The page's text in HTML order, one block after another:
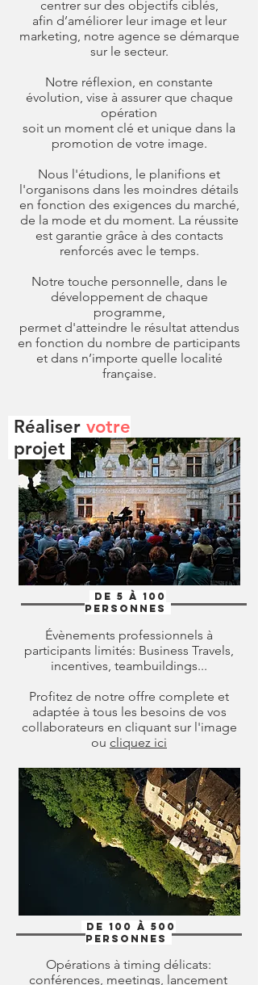
De 100 à 500
personnes
Opérations à timing délicats:
conférences, meetings, lancement
De 5 à 100
personnes
Évènements professionnels à
participants limités: Business Travels,
incentives, teambuildings...
Profitez de notre offre complete et
adaptée à tous les besoins de vos
collaborateurs en cliquant sur l'image
ou cliquez ici
Réaliser votre
projet
centrer sur des objectifs ciblés,
afin d’améliorer leur image et leur
marketing, notre agence se démarque
sur le secteur.
Notre réflexion, en constante
évolution, vise à assurer que chaque
opération
soit un moment clé et unique dans la
promotion de votre image.
Nous l'étudions, le planifions et
l'organisons dans les moindres détails
en fonction des exigences du marché,
de la mode et du moment. La réussite
est garantie grâce à des contacts
renforcés avec le temps.
Notre touche personnelle, dans le
développement de chaque
programme,
permet d'atteindre le résultat attendus
en fonction du nombre de participants
et dans n’importe quelle localité
française.